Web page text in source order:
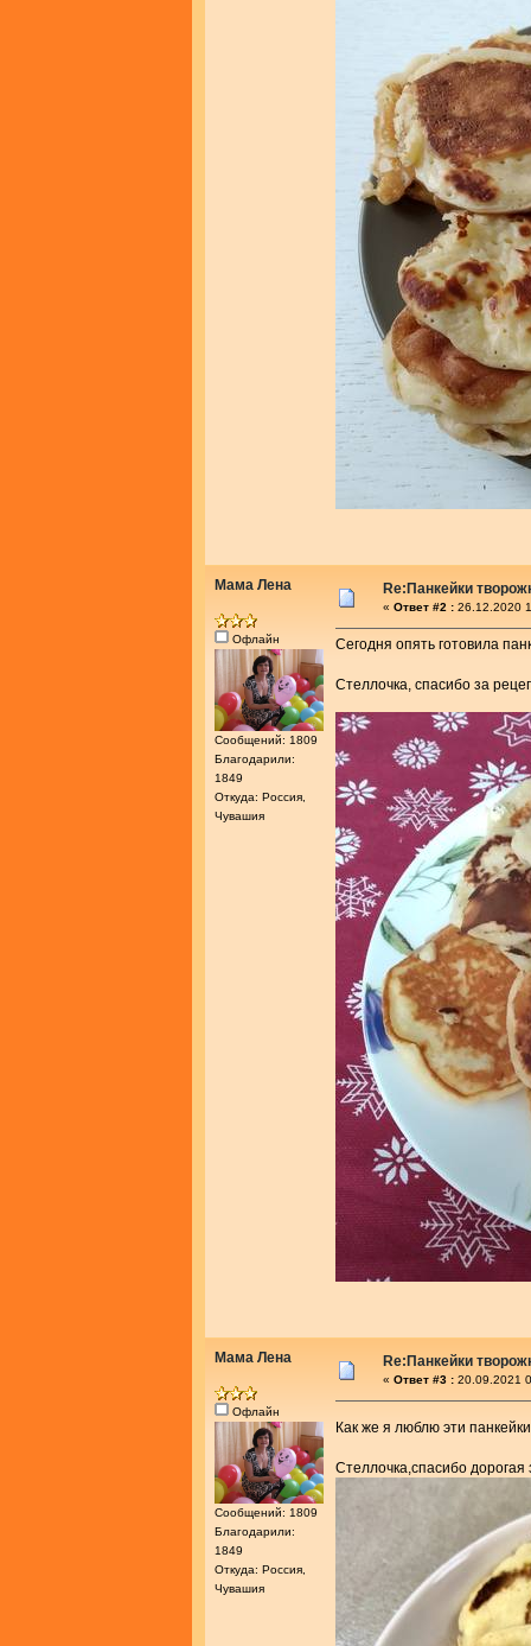
Мама Лена
Офлайн
Сообщений: 1809
Благодарили:
1849
Откуда: Россия,
Чувашия
Re:Панкейки
« Ответ #2 : 26.12.2020
Сегодня опять готовила
Стеллочка, спасибо за
Мама Лена
Офлайн
Сообщений: 1809
Благодарили:
1849
Откуда: Россия,
Чувашия
Re:Панкейки
« Ответ #3 : 20.09.2021
Как же я люблю эти
Стеллочка,спасибо